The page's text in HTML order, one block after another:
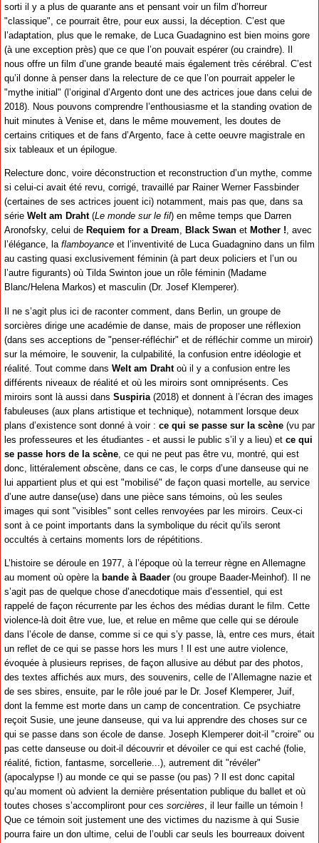
sorti il y a plus de quarante ans et pensant voir un film d’horreur
"classique", ce pourrait être, pour eux aussi, la déception. C’est que
l’adaptation, plus que le remake, de Luca Guadagnino est bien moins gore
(à une exception près) que ce que l’on pouvait espérer (ou craindre). Il
nous offre un film d’une grande beauté mais également très cérébral. C’est
qu’il donne à penser dans la relecture de ce que l’on pourrait appeler le
"mythe initial" (l’original d’Argento dont une des actrices joue dans celui de
2018). Nous pouvons comprendre l’enthousiasme et la standing ovation de
huit minutes à Venise et, dans le même mouvement, les doutes de
certains critiques et de fans d’Argento, face à cette oeuvre magistrale en
six tableaux et un épilogue.
Relecture donc, voire déconstruction et reconstruction d’un mythe, comme
si celui-ci avait été revu, corrigé, travaillé par Rainer Werner Fassbinder
(certaines de ses actrices jouent ici) notamment, mais pas que, dans sa
série Welt am Draht(Le monde sur le fil) en même temps que Darren
Aronofsky, celui de Requiem for a Dream, Black Swan et Mother !, avec
l’élégance, la flamboyance et l’inventivité de Luca Guadagnino dans un film
au casting quasi exclusivement féminin (à part deux policiers et l’un ou
l’autre figurants) où Tilda Swinton joue un rôle féminin (Madame
Blanc/Helena Markos) et masculin (Dr. Josef Klemperer).
Il ne s’agit plus ici de raconter comment, dans Berlin, un groupe de
sorcières dirige une académie de danse, mais de proposer une réflexion
(dans ses acceptions de "penser-réfléchir" et de réfléchir comme un miroir)
sur la mémoire, le souvenir, la culpabilité, la confusion entre idéologie et
réalité. Tout comme dans Welt am Drahtoù il y a confusion entre les
différents niveaux de réalité et où les miroirs sont omniprésents. Ces
miroirs sont là aussi dans Suspiria (2018) et donnent à l’écran des images
fabuleuses (aux plans artistique et technique), notamment lorsque deux
plans d’existence sont donné à voir : ce qui se passe sur la scène (vu par
les professeures et les étudiantes - et aussi le public s’il y a lieu) et ce qui
se passe hors de la scène , ce qui ne peut pas être vu, montré, qui est
donc, littéralement obscène, dans ce cas, le corps d’une danseuse qui ne
lui appartient plus et qui est "mobilisé" de façon quasi mortelle, au service
d’une autre danse(use) dans une pièce sans témoins, où les seules
images qui sont "visibles" sont celles renvoyées par les miroirs. Ceux-ci
sont à ce point importants dans la symbolique du récit qu’ils seront
occultés à certains moments lors de répétitions.
L’histoire se déroule en 1977, à l’époque où la terreur règne en Allemagne
au moment où opère la bande à Baader (ou groupe Baader-Meinhof). Il ne
s’agit pas de quelque chose d’anecdotique mais d’essentiel, qui est
rappelé de façon récurrente par les échos des médias durant le film. Cette
violence-là doit être vue, lue, et relue en même que celle qui se déroule
dans l’école de danse, comme si ce qui s’y passe, là, entre ces murs, était
un reflet de ce qui se passe hors les murs ! Il est une autre violence,
évoquée à plusieurs reprises, de façon allusive au début par des photos,
des textes affichés aux murs, des souvenirs, celle de l’Allemagne nazie et
de ses sbires, ensuite, par le rôle joué par le Dr. Josef Klemperer, Juif,
dont la femme est morte dans un camp de concentration. Ce psychiatre
reçoit Susie, une jeune danseuse, qui va lui apprendre des choses sur ce
qui se passe dans son école de danse. Joseph Klemperer doit-il "croire" ou
pas cette danseuse ou doit-il découvrir et dévoiler ce qui est caché (folie,
réalité, fiction, fantasme, sorcellerie...), autrement dit "révéler"
(apocalypse !) au monde ce qui se passe (ou pas) ? Il est donc capital
qu’au moment où advient la dernière présentation publique du ballet et où
toutes choses s’accompliront pour ces sorcières , il leur faille un témoin !
Que ce témoin soit justement une des victimes du nazisme à qui Susie
pourra faire un don ultime, celui de l’oubli car seuls les bourreaux doivent